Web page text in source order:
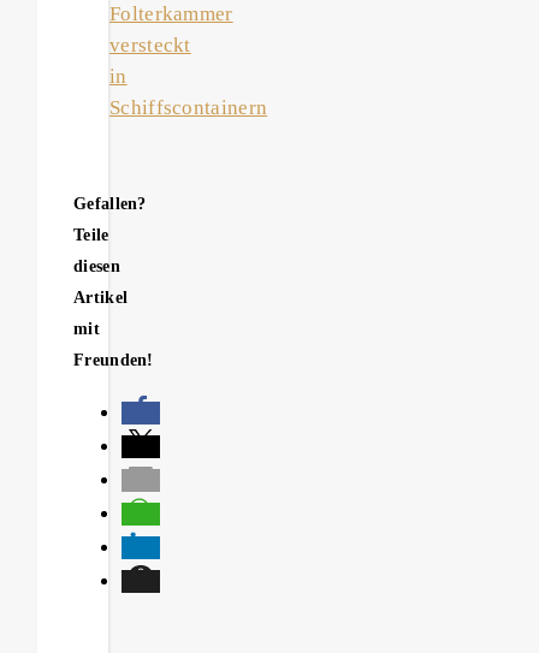
Folterkammer
versteckt
in
Schiffscontainern
Gefallen?
Teile
diesen
Artikel
mit
Freunden!